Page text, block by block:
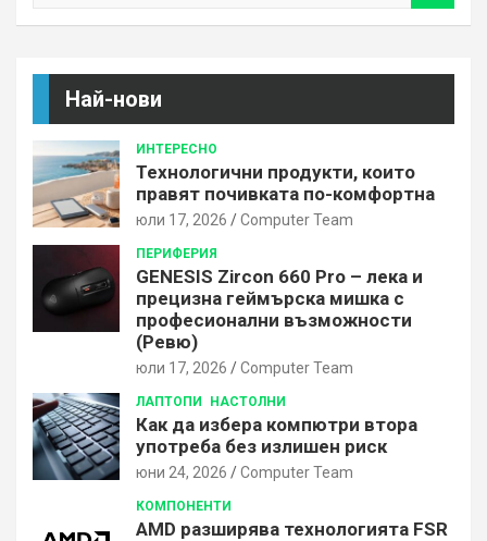
Най-нови
ИНТЕРЕСНО
Технологични продукти, които
правят почивката по-комфортна
юли 17, 2026 Computer Team
ПЕРИФЕРИЯ
GENESIS Zircon 660 Pro – лека и
прецизна геймърска мишка с
професионални възможности
(Ревю)
юли 17, 2026 Computer Team
ЛАПТОПИ НАСТОЛНИ
Как да избера компютри втора
употреба без излишен риск
юни 24, 2026 Computer Team
КОМПОНЕНТИ
AMD разширява технологията FSR